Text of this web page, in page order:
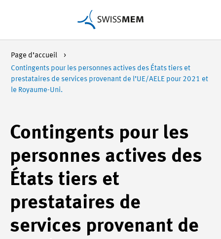
Page d’accueil
Contingents pour les personnes actives des États tiers et
prestataires de services provenant de l’UE/AELE pour 2021 et
le Royaume-Uni.
Contingents pour les
personnes actives des
États tiers et
prestataires de
services provenant de